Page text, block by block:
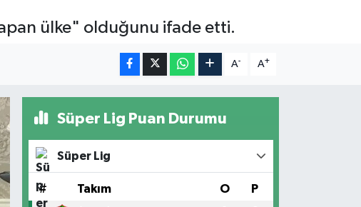
ülke" olduğunu ifade etti.
A- A+
Süper Lig Puan Durumu
Süper Lig
# Takım O P